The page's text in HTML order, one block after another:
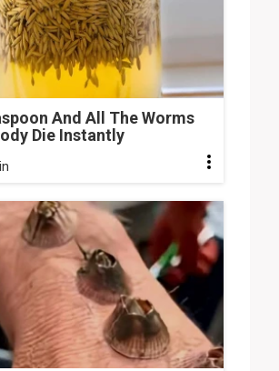
And All The Worms
Die Instantly